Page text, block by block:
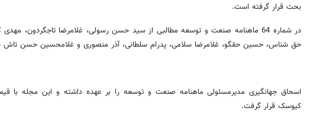
بحث قرار گرفته است.
در شماره 64 ماهنامه صنعت و توسعه مطالبی از سید حسن رسولی، غلامرضا تاجگردون،
حق شناس، حسین حقگو، غلامرضا سلامی، پدرام سلطانی، آذر منصوری و غلامحسین حسن
کیوسک قرار گرفت.